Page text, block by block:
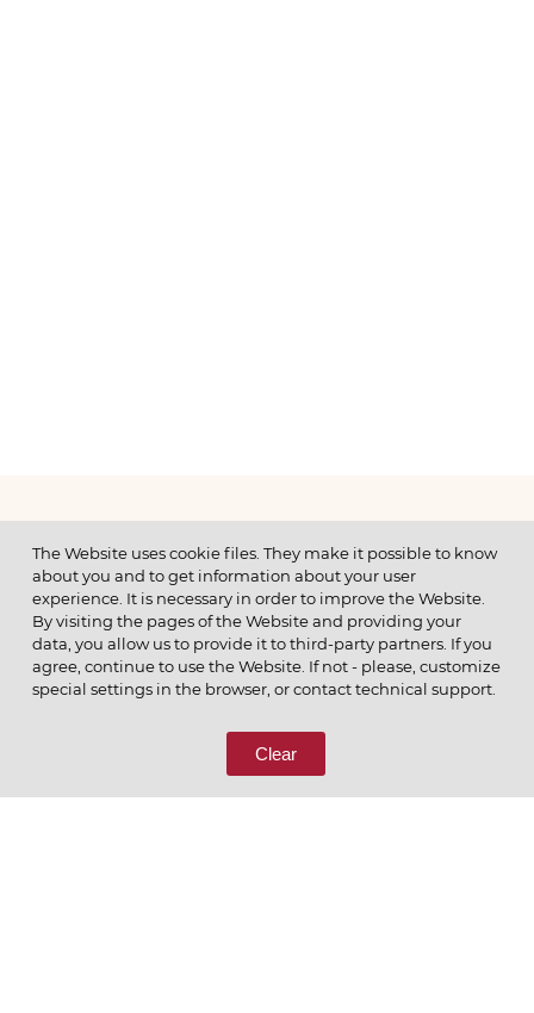
МЕНЮ
© 2026 ОАО
ПОЗВОНИТЕ НАМ
8 (800) 333-65-66
The Website uses cookie files. They make it possible to know
about you and to get information about your user
experience. It is necessary in order to improve the Website.
By visiting the pages of the Website and providing your
data, you allow us to provide it to third-party partners. If you
agree, continue to use the Website. If not - please, customize
special settings in the browser, or contact technical support.
Clear